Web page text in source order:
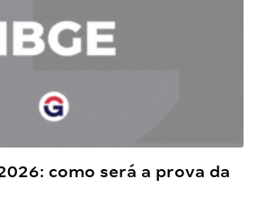
como será a prova da